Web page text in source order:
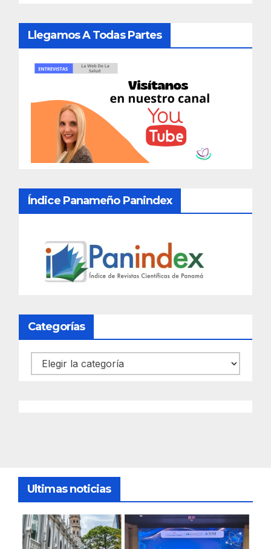
Llegamos A Todas Partes
Índice Panameño Panindex
Categorías
Categorías
Ultimas noticias